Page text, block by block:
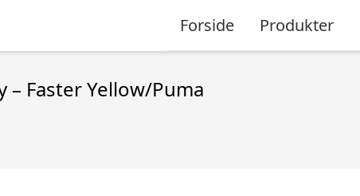
Forside Produkter
Faster Yellow/Puma